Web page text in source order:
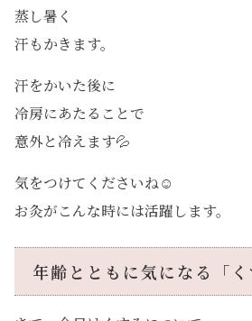
蒸し暑く
汗もかきます。
汗をかいた後に
冷房にあたることで
意外と冷えます💦
気をつけてくださいね☺️
お灸がこんな時には活躍します。
年齢とともに気になる「く